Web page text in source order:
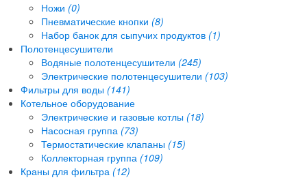
Ножи (0)
Пневматические кнопки (8)
Набор банок для сыпучих продуктов (1)
Полотенцесушители
Водяные полотенцесушители (245)
Электрические полотенцесушители (103)
Фильтры для воды (141)
Котельное оборудование
Электрические и газовые котлы (18)
Насосная группа (73)
Термостатические клапаны (15)
Коллекторная группа (109)
Краны для фильтра (12)